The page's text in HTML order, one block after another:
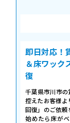
即日対応！
＆床ワック
復
千葉県市川市
控えたお客様
回復」のご依頼
始めたら床が